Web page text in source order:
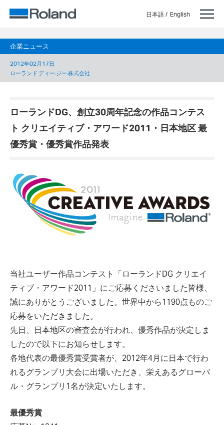
日本語 English
企業ニュース
2012年02月17日
ローランド ディー.ジー.株式会社
ローランドDG、創立30周年記念の作品コンテス
ト クリエイティブ・アワード2011・日本地区 最
優秀賞・優秀賞作品発表
当社ユーザー作品コンテスト「ローランドDG クリエイ
ティブ・アワード2011」にご応募くださいました皆様、
誠にありがとうございました。世界中から1190点ものご
応募をいただきました。
先日、日本地区の審査会が行われ、優秀作品が決定しま
したので以下にお知らせします。
各地代表の最優秀賞受賞者が、2012年4月に日本で行わ
れるグランプリ大会に出場いただき、栄えあるグローバ
ル・グランプリ1名が決定いたします。
最優秀賞